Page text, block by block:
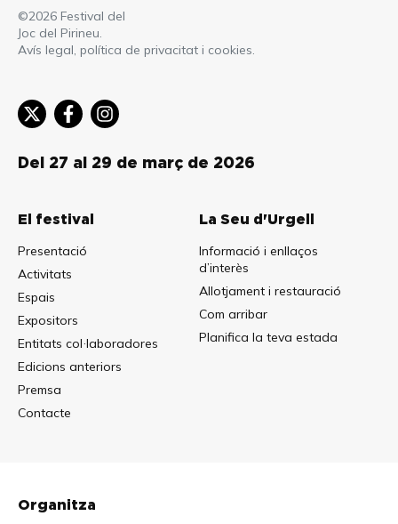
©2026 Festival del
Joc del Pirineu.
Avís legal, política de privacitat i cookies.
Del 27 al 29 de març de 2026
El festival
Presentació
Activitats
Espais
Expositors
Entitats col·laboradores
Edicions anteriors
Premsa
Contacte
La Seu d'Urgell
Informació i enllaços
d’interès
Allotjament i restauració
Com arribar
Planifica la teva estada
Organitza